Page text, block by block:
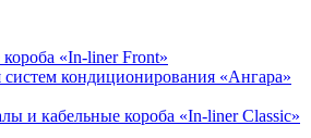
«In-liner Front»
систем кондиционирования «Ангара»
и кабельные короба «In-liner Classic»